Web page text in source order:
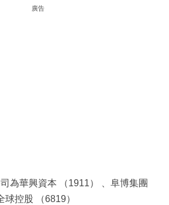
廣告
為華興資本 （1911） 、阜博集團
球控股 （6819）